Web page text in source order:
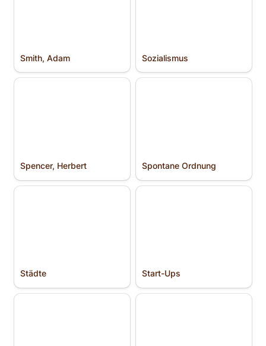
Smith, Adam Sozialismus
Spencer, Herbert
Spencer, Herbert
Spontane Ordnung
Spontane Ordnung
Städte
Städte
Start-Ups
Start-Ups
Stoa Syndikalismus